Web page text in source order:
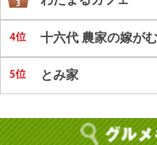
十六代 農家の嫁が
とみ家